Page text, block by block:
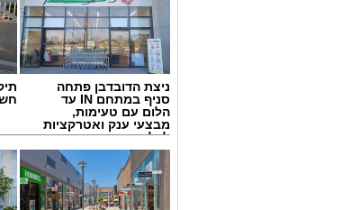
רעננים, פנינו למאפר העל
שחף.
ניצת הדובדבן פתחה
סניף במתחם IN עד
הלום עם טעימות,
מבצעי ענק ואטרקציות
לכל המשפחה